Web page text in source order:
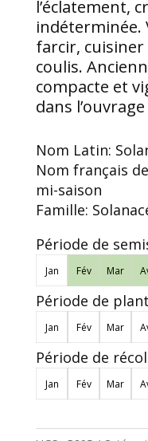
l’éclatement,
indéterminée.
farcir, cuisiner
coulis.
compacte et
dans
Nom Latin:
Nom français
mi-saison
Famille:
Période de
Jan Fév Mar
Période de
Jan Fév Mar
Période de
Jan Fév Mar